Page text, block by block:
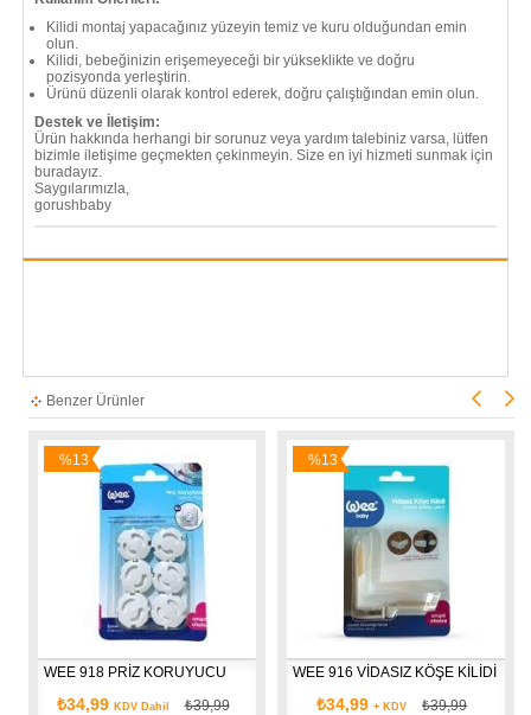
Kilidi montaj yapacağınız yüzeyin temiz ve kuru olduğundan emin
olun.
Kilidi, bebeğinizin erişemeyeceği bir yükseklikte ve doğru
pozisyonda yerleştirin.
Ürünü düzenli olarak kontrol ederek, doğru çalıştığından emin olun.
Destek ve İletişim:
Ürün hakkında herhangi bir sorunuz veya yardım talebiniz varsa, lütfen
bizimle iletişime geçmekten çekinmeyin. Size en iyi hizmeti sunmak için
buradayız.
Saygılarımızla,
gorushbaby
Benzer Ürünler
WEE 918 PRİZ KORUYUCU
₺34,99 KDV Dahil ₺39,99
%13
WEE 916 VİDASIZ KÖŞE KİLİDİ
₺34,99+ KDV ₺39,99
%13
İndirim